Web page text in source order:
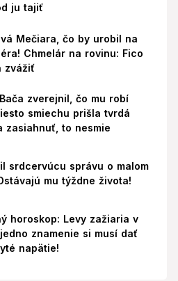
ju tajiť
Mečiara, čo by urobil na
Chmelár na rovinu: Fico
zvážiť
zverejnil, čo mu robí
smiechu prišla tvrdá
zasiahnuť, to nesmie
srdcervúcu správu o malom
mu týždne života!
horoskop: Levy zažiaria v
znamenie si musí dať
napätie!